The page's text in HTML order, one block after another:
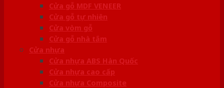
Cửa gỗ MDF VENEER
Cửa gỗ tự nhiên
Cửa vòm gỗ
Cửa gỗ nhà tắm
Cửa nhựa
Cửa nhựa ABS Hàn Quốc
Cửa nhựa cao cấp
Cửa nhựa Composite